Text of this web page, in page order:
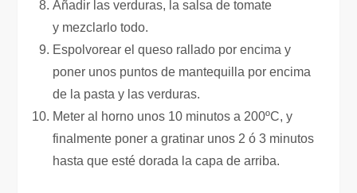
Añadir las verduras, la salsa de tomate
y mezclarlo todo.
Espolvorear el queso rallado por encima y
poner unos puntos de mantequilla por encima
de la pasta y las verduras.
Meter al horno unos 10 minutos a 200ºC, y
finalmente poner a gratinar unos 2 ó 3 minutos
hasta que esté dorada la capa de arriba.